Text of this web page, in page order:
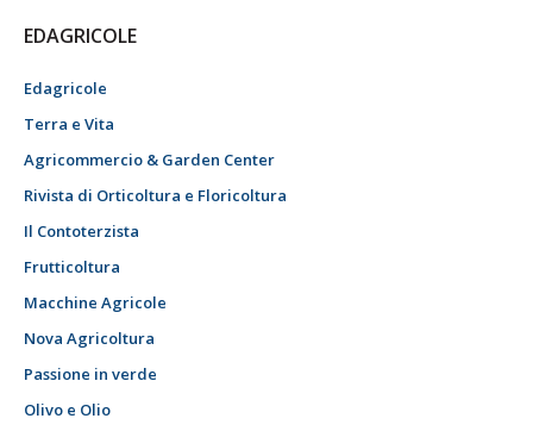
EDAGRICOLE
Edagricole
Terra e Vita
Agricommercio & Garden Center
Rivista di Orticoltura e Floricoltura
Il Contoterzista
Frutticoltura
Macchine Agricole
Nova Agricoltura
Passione in verde
Olivo e Olio